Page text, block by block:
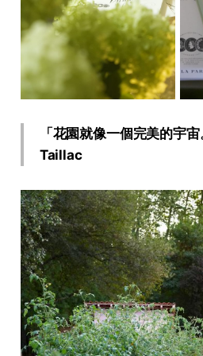
「花園就像一個完美的宇
Taillac